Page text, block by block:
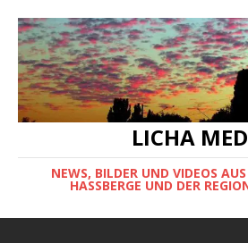
LICHA
NEWS, BILDER UND VIDEOS
HASSBERGE UND DER